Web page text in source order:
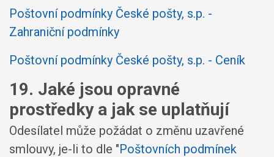
Poštovní podmínky České pošty, s.p. -
Zahraniční podmínky
Poštovní podmínky České pošty, s.p. - Ceník
19. Jaké jsou opravné
prostředky a jak se uplatňují
Odesílatel může požádat o změnu uzavřené
smlouvy, je-li to dle "Poštovních podmínek